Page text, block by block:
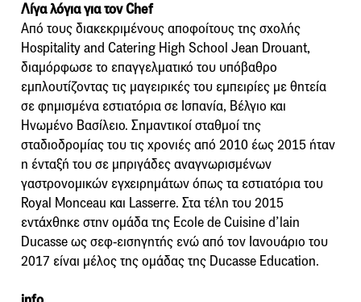
Λίγα λόγια για τον Chef
Από τους διακεκριμένους αποφοίτους της σχολής
Hospitality and Catering High School Jean Drouant,
διαμόρφωσε το επαγγελματικό του υπόβαθρο
εμπλουτίζοντας τις μαγειρικές του εμπειρίες με θητεία
σε φημισμένα εστιατόρια σε Ισπανία, Βέλγιο και
Ηνωμένο Βασίλειο. Σημαντικοί σταθμοί της
σταδιοδρομίας του τις χρονιές από 2010 έως 2015 ήταν
η ένταξή του σε μπριγάδες αναγνωρισμένων
γαστρονομικών εγχειρημάτων όπως τα εστιατόρια του
Royal Monceau και Lasserre. Στα τέλη του 2015
εντάχθηκε στην ομάδα της Ecole de Cuisine d’lain
Ducasse ως σεφ-εισηγητής ενώ από τον Ιανουάριο του
2017 είναι μέλος της ομάδας της Ducasse Education.